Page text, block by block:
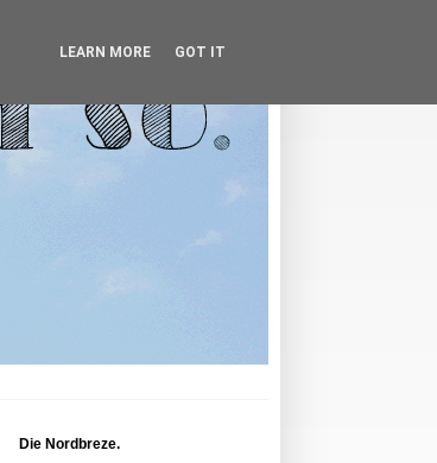
Die Nordbreze.
LEARN MORE GOT IT